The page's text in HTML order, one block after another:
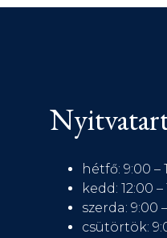
hétfő: 9:00 –
kedd: 12:00 –
szerda: 9:00
csütörtök: